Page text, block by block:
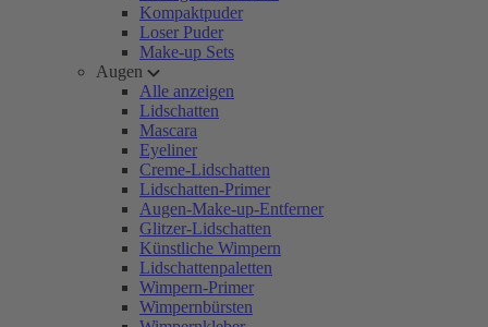
Kompaktpuder
Loser Puder
Make-up Sets
Augen
Alle anzeigen
Lidschatten
Mascara
Eyeliner
Creme-Lidschatten
Lidschatten-Primer
Augen-Make-up-Entferner
Glitzer-Lidschatten
Künstliche Wimpern
Lidschattenpaletten
Wimpern-Primer
Wimpernbürsten